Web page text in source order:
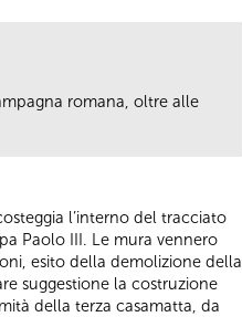
romana, oltre alle
l’interno del tracciato
Paolo III. Le mura vennero
esito della demolizione della
suggestione la costruzione
della terza casamatta, da